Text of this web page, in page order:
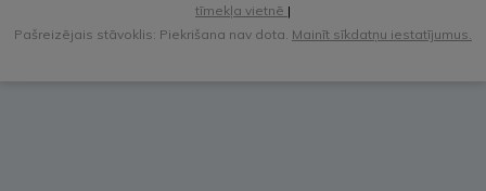
tīmekļa vietnē |
Pašreizējais stāvoklis: Piekrišana nav dota. Mainīt sīkdatņu iestatījumus.